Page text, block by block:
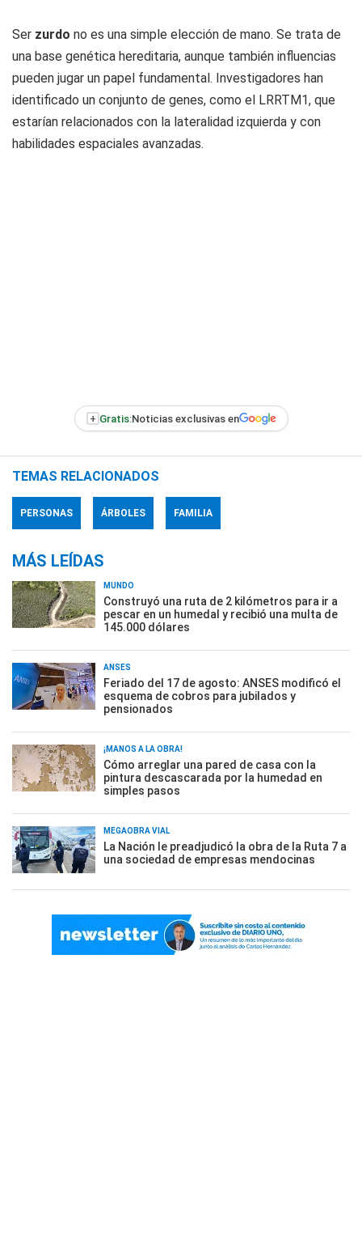
Ser zurdo no es una simple elección de mano. Se trata de
una base genética hereditaria, aunque también influencias
pueden jugar un papel fundamental. Investigadores han
identificado un conjunto de genes, como el LRRTM1, que
estarían relacionados con la lateralidad izquierda y con
habilidades espaciales avanzadas.
+ Gratis:Noticias exclusivas en
TEMAS RELACIONADOS
PERSONAS ÁRBOLES FAMILIA
MÁS LEÍDAS
MUNDO
Construyó una ruta de 2 kilómetros para ir a
pescar en un humedal y recibió una multa de
145.000 dólares
ANSES
Feriado del 17 de agosto: ANSES modificó el
esquema de cobros para jubilados y
pensionados
¡MANOS A LA OBRA!
Cómo arreglar una pared de casa con la
pintura descascarada por la humedad en
simples pasos
MEGAOBRA VIAL
La Nación le preadjudicó la obra de la Ruta 7 a
una sociedad de empresas mendocinas